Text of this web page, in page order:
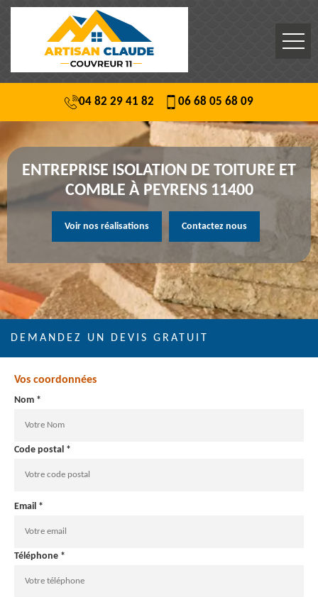
04 82 29 41 82 06 68 05 68 09
ENTREPRISE ISOLATION DE TOITURE ET
COMBLE À PEYRENS 11400
Voir nos réalisations Contactez nous
DEMANDEZ UN DEVIS GRATUIT
Vos coordonnées
Nom *
Code postal *
Email *
Téléphone *